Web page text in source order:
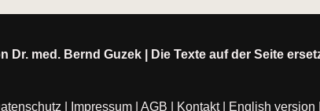
Dr. med. Bernd Guzek | Die Texte auf der Seite
Impressum AGB Kontakt| English version